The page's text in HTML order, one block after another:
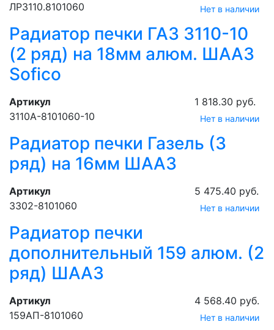
ЛР3110.8101060
Нет в наличии
Радиатор печки ГАЗ 3110-10
(2 ряд) на 18мм алюм. ШААЗ
Sofico
Артикул
3110А-8101060-10
1 818.30 руб.
Нет в наличии
Радиатор печки Газель (3
ряд) на 16мм ШААЗ
Артикул
3302-8101060
5 475.40 руб.
Нет в наличии
Радиатор печки
дополнительный 159 алюм. (2
ряд) ШААЗ
Артикул
159АП-8101060
4 568.40 руб.
Нет в наличии